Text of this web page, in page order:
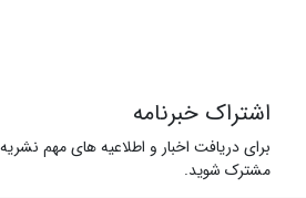
اشتراک خبرنامه
برای دریافت اخبار و اطلاعیه های مهم
مشترک شوید.